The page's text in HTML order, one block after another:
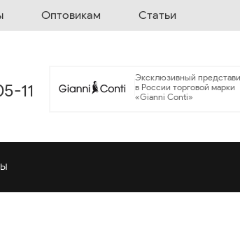
Оптовикам Статьи
11
Эксклюзивный
в России торговой марки
«Gianni Conti»